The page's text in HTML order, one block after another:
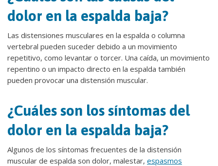
dolor en la espalda baja?
Las distensiones musculares en la espalda o columna
vertebral pueden suceder debido a un movimiento
repetitivo, como levantar o torcer. Una caída, un movimiento
repentino o un impacto directo en la espalda también
pueden provocar una distensión muscular.
¿Cuáles son los síntomas del
dolor en la espalda baja?
Algunos de los síntomas frecuentes de la distensión
muscular de espalda son dolor, malestar, espasmos